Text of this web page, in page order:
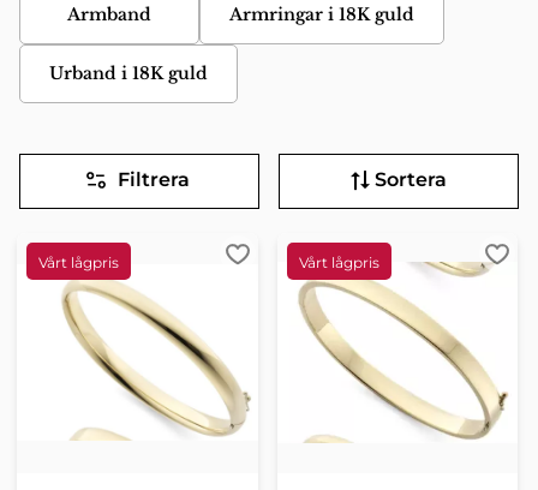
Armband Armringar i 18K guld
Urband i 18K guld
Filtrera Sortera
Lägg till i favoriter